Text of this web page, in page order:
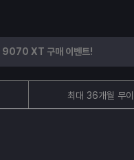
9070 XT 구매 이벤트!
최대 36개월 무